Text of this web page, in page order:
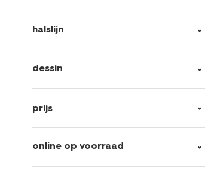
halslijn
dessin
prijs
online op voorraad